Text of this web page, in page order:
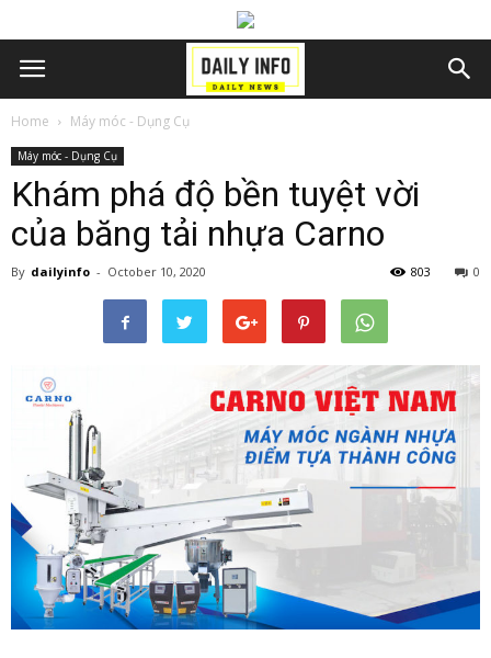
Home Máy móc - Dụng Cụ
Máy móc - Dụng Cụ
Khám phá độ bền tuyệt vời
của băng tải nhựa Carno
By dailyinfo - October 10, 2020 0
803